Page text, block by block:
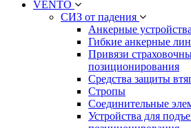
VENTO
СИЗ от падения
Анкерные устройства
Гибкие анкерные
Привязи
позиционирования
Средства защиты
Стропы
Соединительные
Устройства для